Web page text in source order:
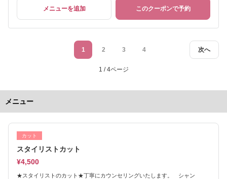
メニューを追加 このクーポンで予約
次へ
1 2 3 4
1 / 4ページ
メニュー
カット
スタイリストカット
¥4,500
★スタイリストのカット★丁寧にカウンセリングいたします。 シャン